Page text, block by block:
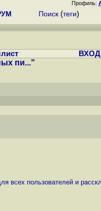
Профиль:
Поиск (теги)
ВХОД
пи..."
всех пользователей и